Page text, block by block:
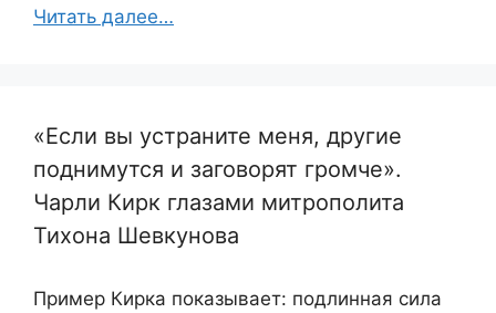
Читать далее…
«Если вы устраните меня, другие
поднимутся и заговорят громче».
Чарли Кирк глазами митрополита
Тихона Шевкунова
Пример Кирка показывает: подлинная сила